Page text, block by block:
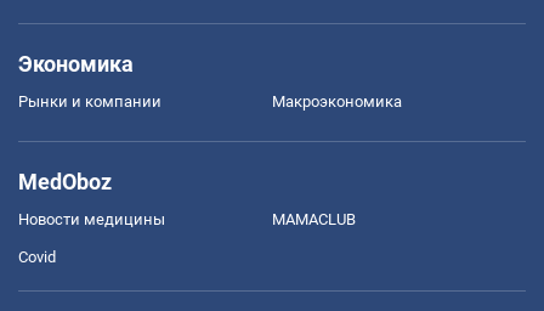
Экономика
Рынки и компании Mакроэкономика
MedOboz
Новости медицины MAMACLUB
Covid